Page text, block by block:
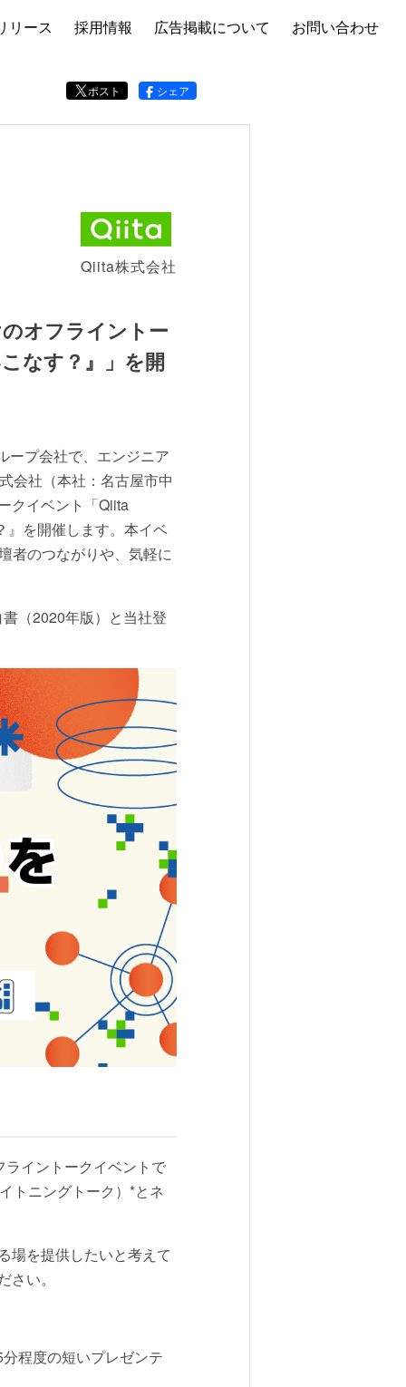
リース 採用情報 広告掲載について お問い合わせ
ポスト シェア
Qiita株式会社
オフライントー
なす？』」を開
ープ会社で、エンジニア
会社（本社：名古屋市中
クイベント「Qiita
を開催します。本イベ
者のつながりや、気軽に
（2020年版）と当社登
イントークイベントで
トニングトーク）*とネ
場を提供したいと考えて
い。
程度の短いプレゼンテ